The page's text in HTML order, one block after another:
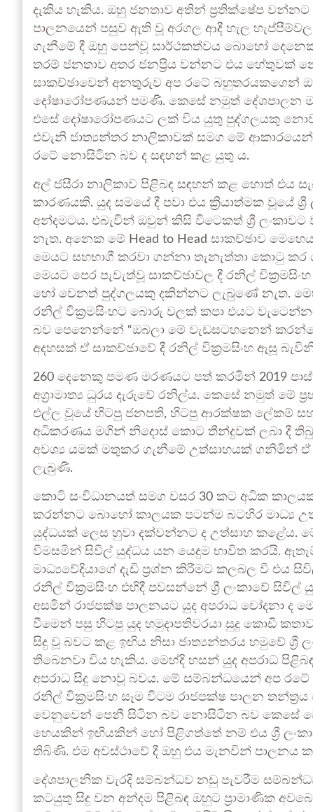
දැකිය හැකිය. ඔහු ජනතාව අතින් ප්‍රතික්ෂේප
පාලනයෙන් පසුව ඇති වූ අරගල ආදී හැල
ගැනීමේ දී ඔහු පෙන්වූ සාර්ථකත්වය බොහෝ
තරම් ජනතාව අතර ජනප්‍රිය වන්නට එය හේතුවක්
සාකච්ඡාවෙන් අනතුරුව අප රටේ බහුතරයකගෙන්
දෝෂාරෝපණයන් පමණි. කෙසේ නමුත් දේශපාලන
එසේ දෝෂාරෝපණයට ලක් විය යුතු පුද්ගලයකු
එවැනි ජාත්‍යන්තර නාලිකාවක් සමග මේ
රටේ නොසිටින බව ද සඳහන් කළ යුතු ය.
අල් ජසීරා නාලිකාව පිළිබඳ සඳහන් කළ හොත් එය
කාරණයකි. යුද සමයේ දී පවා එය ක්‍රියාත්මක වූයේ
අන්දමටය. එබැවින් ඔවුන් කිසි විටෙකත් ශ්‍රී
නැත. අනෙක මේ Head to Head සාකච්ඡාව
මෙයට සහභාගී කරවා ගන්නා තැනැත්තා කොටු
මෙයට පෙර පැවැත්වූ සාකච්ඡාවල දී රනිල්
හෝ වෙනත් පුද්ගලයකු දකින්නට ලැබුණේ නැත.
රනිල් වික්‍රමසිංහට බොරු වලක් කපා එයට
බව පෙනෙන්නේ “ඔබලා මේ වැඩසටහනෙන්
අදහසක් ඒ සාකච්ඡාවේ දී රනිල් වික්‍රමසිංහ ඇසූ
260 දෙනෙකු පමණ මරණයට පත් කරමින් 2019
අග්‍රාමාත්‍ය ධුරය දැරුවේ රනිල්ය. කෙසේ නමුත් මේ
එල්ල වූයේ හිටපු ජනපති, හිටපු ආරක්ෂක ලේකම්
අධිකරණය මගින් නිදොස් කොට තීන්දුවක් ලබා දී
අවශ්‍ය යමක් මතුකර ගැනීමේ උත්සාහයක් ගනිමින්
ලැබුණි.
කොටි සංවිධානයත් සමග වසර 30 කට අධික
කරන්නට බොහෝ කාලයක පටන්ම බටහිර මාධ්‍ය
යුද්ධයක් ලෙස හුවා දක්වන්නට ද උත්සාහ කළේය.
විමසමින් සිවිල් යුද්ධය යන යෙදුම භාවිත කරයි.
මාධ්‍යවේදියාගේ දැඩි ප්‍රශ්න කිරීමට කලබල වී එය
රනිල් වික්‍රමසිංහ එහිදී පවසන්නේ ශ්‍රී ලංකාවේ
අසමින් රාජපක්ෂ පාලනයට යුද අපරාධ චෝදනා ද
වීමෙන් පසු හිටපු යුද හමුදාපතිවරයා සුදු කොඩි
සිදු වූ බවට කළ ඉඟිය නිසා ජාත්‍යන්තරය හමුවේ
තිබෙනවා විය හැකිය. මෙහ්දි හසන් යුද අපරාධ
අපරාධ සිදු නොවූ බවය. මේ සම්බන්ධයෙන් අප
රනිල් වික්‍රමසිංහ සෑම විටම රාජපක්ෂ පාලන
වෙනුවෙන් පෙනී සිටින බව නොසිටින බව කෙසේ
හෙයකින් ඉඟියකින් හෝ පිළිගත්තේ නම් එය ශ්‍රී
තිබිණි. එම අවස්ථාවේ දී ඔහු එය මැනවින්
දේශපාලනික වැරදි සම්බන්ධව නඩු පැවරීම
කටයුතු සිදු වන අන්දම පිළිබඳ ඔහුට ප්‍රාමාණික